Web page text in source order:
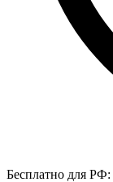
Бесплатно для РФ: